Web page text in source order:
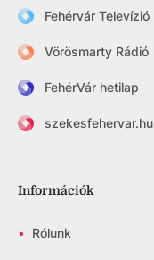
Fehérvár Televízió
Vörösmarty Rádió
FehérVár hetilap
szekesfehervar.hu
Információk
• Rólunk